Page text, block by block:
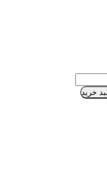
خرید